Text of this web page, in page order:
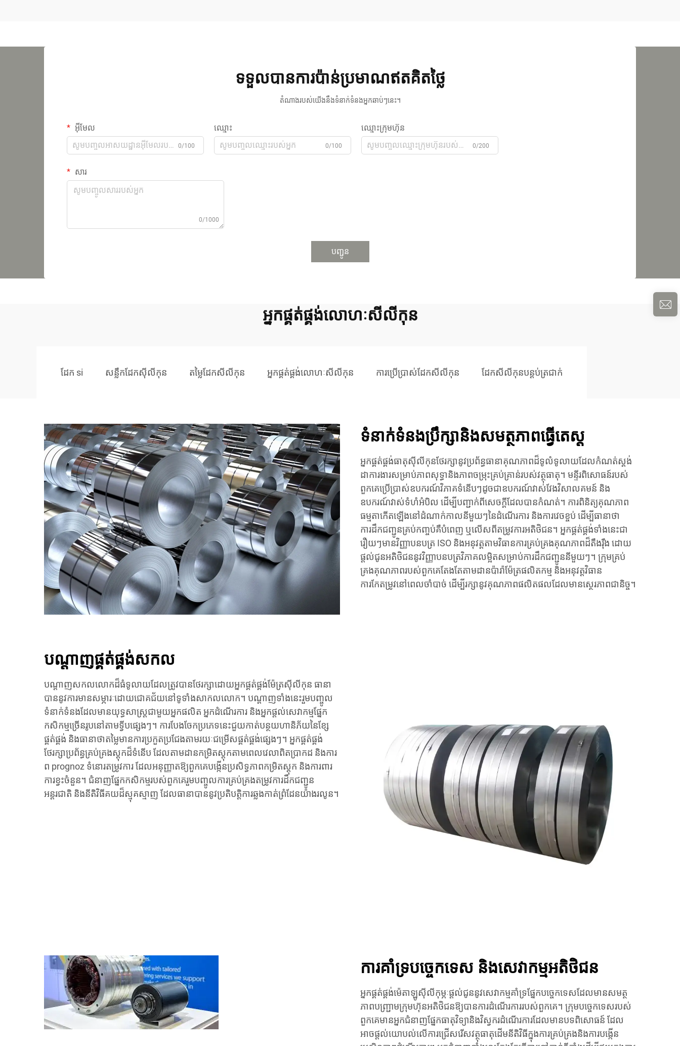
ទទួលបានការប៉ាន់ប្រមាណឥតគិតថ្លៃ
តំណាងរបស់យើងនឹងទំនាក់ទំនងអ្នកឆាប់ៗនេះ។
អ៊ីមែល
0/100
ឈ្មោះ
0/100
ឈ្មោះក្រុមហ៊ុន
0/200
សារ
0/1000
បញ្ជូន
អ្នកផ្គត់ផ្គង់លោហៈសីលីកុន
ដែក si សន្លឹកដែកស៊ីលីកុន តម្លៃដែកសីលីកុន អ្នកផ្គត់ផ្គង់លោហៈសីលីកុន ការប្រើប្រាស់ដែកសីលីកុន ដែកសីលីកុនបន្តប់ត្រជាក់
ទំនាក់ទំនងប្រឹក្សានិងសមត្ថភាពធ្វើតេស្ត
អ្នកផ្គត់ផ្គង់ធាតុស៊ីលីកុនថែរក្សានូវប្រព័ន្ធធានាគុណភាពដ៏ទូលំទូលាយដែលកំណត់ស្តង់
ដាការងារសម្រាប់ភាពសុទ្ធានិងភាពចម្រុះគ្រប់គ្រាន់របស់វត្ថុធាតុ។ មន្ទីរពិសោធន៍របស់
ពួកគេប្រើប្រាស់ឧបករណ៍វិភាគទំនើបៗដូចជាឧបករណ៍វាស់វែងវិសាលគមន៍ និង
ឧបករណ៍វាស់ទំហំអំបិល ដើម្បីបញ្ជាក់ពីសេចក្តីដែលបានកំណត់។ ការពិនិត្យគុណភាព
ធម្មតាកើតឡើងនៅដំណាក់កាលនីមួយៗនៃដំណើរការ និងការវេចខ្ចប់ ដើម្បីធានាថា
ការដឹកជញ្ជូនគ្រប់កញ្ចប់គឺបំពេញ ឬលើសពីតម្រូវការអតិថិជន។ អ្នកផ្គត់ផ្គង់ទាំងនេះជា
រឿយៗមានវិញ្ញាបនបត្រ ISO និងអនុវត្តតាមវិធានការគ្រប់គ្រងគុណភាពដ៏តឹងរ៉ឹង ដោយ
ផ្តល់ជូនអតិថិជននូវវិញ្ញាបនបត្រវិភាគលម្អិតសម្រាប់ការដឹកជញ្ជូននីមួយៗ។ ក្រុមគ្រប់
គ្រងគុណភាពរបស់ពួកគេតែងតែតាមដានប៉ារ៉ាម៉ែត្រផលិតកម្ម និងអនុវត្តវិធាន
ការកែតម្រូវនៅពេលចាំបាច់ ដើម្បីរក្សានូវគុណភាពផលិតផលដែលមានស្ថេរភាពជានិច្ច។
បណ្តាញផ្គត់ផ្គង់សកល
បណ្តាញ​សកលលោកដ៏ធំទូលាយដែល​ត្រូវបាន​ថែរក្សាដោយ​អ្នកផ្គត់ផ្គង់​ម៉ែត្រស៊ីលីកុន ធានា
បាន​នូវ​ការ​មាន​សម្ភារៈ​ដោយ​ជោគជ័យនៅទូទាំង​សាកលលោក។ បណ្តាញ​ទាំងនេះ​រួមបញ្ចូល​
ទំនាក់​ទំនង​ដែល​មាន​យុទ្ធសាស្ត្រ​ជាមួយ​អ្នកផលិត អ្នក​ដំណើរការ និង​អ្នកផ្តល់​សេវាកម្ម​ផ្នែក​
កសិកម្ម​ច្រើន​រូបនៅ​តាម​ទ្វីបផ្សេងៗ។ ការ​បែង​ចែក​ប្រភេទ​នេះ​ជួយ​កាត់​បន្ថយ​ហានិភ័យ​នៃ​ខ្សែ​
ផ្គត់ផ្គង់ និង​ធានា​ថា​តម្លៃ​មាន​ការ​ប្រកួត​ប្រជែង​តាម​រយៈ​ជម្រើស​ផ្គត់ផ្គង់​ផ្សេងៗ។ អ្នកផ្គត់ផ្គង់​
ថែរក្សា​ប្រព័ន្ធ​គ្រប់​គ្រង​ស្តុក​ដ៏ទំនើប ដែល​តាមដាន​កម្រិត​ស្តុក​តាម​ពេលវេលា​ពិត​ប្រាកដ និង​ការ​
ព prognoz ទំនោរ​តម្រូវការ ដែល​អនុញ្ញាត​ឱ្យ​ពួកគេ​បង្កើន​ប្រសិទ្ធភាព​កម្រិត​ស្តុក និង​ការពារ​
ការខ្វះចំនួន។ ជំនាញ​ផ្នែក​កសិកម្ម​របស់​ពួកគេ​រួមបញ្ចូល​ការ​គ្រប់​គ្រង​តម្រូវការ​ដឹកជញ្ជូន​
អន្តរជាតិ និង​នីតិវិធី​គយ​ដ៏ស្មុគស្មាញ ដែល​ធានា​បាន​នូវ​ប្រតិបត្តិការ​ឆ្លងកាត់​ព្រំដែន​យ៉ាង​រលូន។
ការគាំទ្របច្ចេកទេស និង​សេវាកម្មអតិថិជន
អ្នកផ្គត់ផ្គង់ម៉េតាឡូស៊ីលីកុម្ភៈផ្តល់ជូននូវសេវាកម្មគាំទ្រផ្នែកបច្ចេកទេសដែលមានសមត្ថ
ភាពបញ្រ្ជាមក្រុមហ៊ុនអតិថិជនឱ្យបានការដំណើរការរបស់ពួកគេ។ ក្រុមបច្ចេកទេសរបស់
ពួកគេមានអ្នកជំនាញផ្នែកធាតុវិទ្យានិងវិស្វករដំណើរការដែលមានបទពិសោធន៍ ដែល
អាចផ្តល់យោបល់លើការជ្រើសរើសវត្ថុធាតុដើមនីតិវិធីក្នុងការគ្រប់គ្រងនិងការបង្កើន